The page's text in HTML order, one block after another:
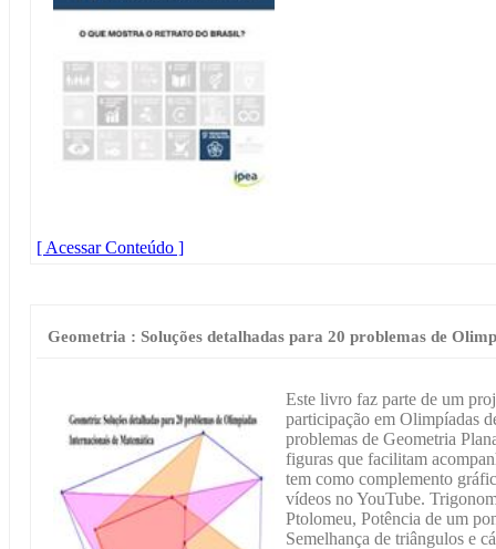
[ Acessar Conteúdo ]
Geometria : Soluções detalhadas para 20 problemas de
Este livro faz parte de um
participação em Olimpíadas
problemas de Geometria
figuras que facilitam
tem como complemento
vídeos no YouTube.
Ptolomeu, Potência de um
Semelhança de triângulos e